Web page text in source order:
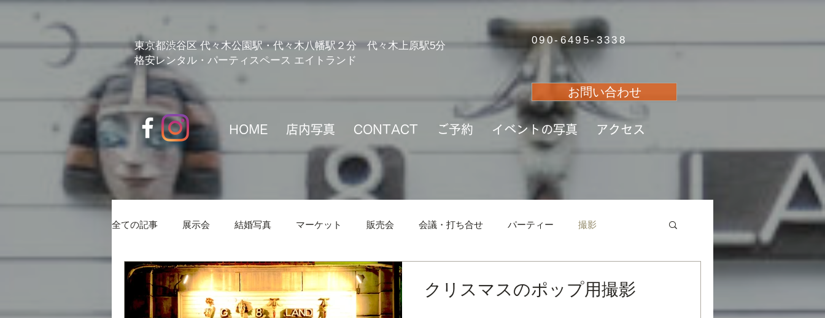
pk_live_51GOEHEILU7XmOHE4nlMFmrqTQBndlz79KIE62EXUL9AcOllCYUloiOaWxg23FUM7n1ItYS6HK8GWfcJ8jMozNqro00pasdcQ1n
東京都渋谷区 代々木公園駅・代々木八幡駅２分 代々木上原駅5分
格安レンタル・パーティスペース エイトランド
090-6495-3338
お問い合わせ
HOME 店内写真 CONTACT ご予約 イベントの写真 アクセス
全ての記事 展示会 結婚写真 マーケット 販売会 会議・打ち合せ パーティー 撮影
エイトランド紹介 予定
クリスマスのポップ用撮影